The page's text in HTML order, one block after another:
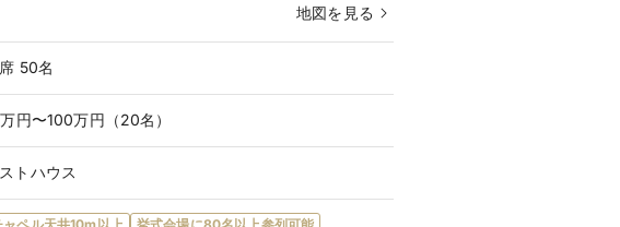
地図を見る
50名
円〜100万円（20名）
トハウス
ャペル天井10m以上
挙式会場に80名以上参列可能